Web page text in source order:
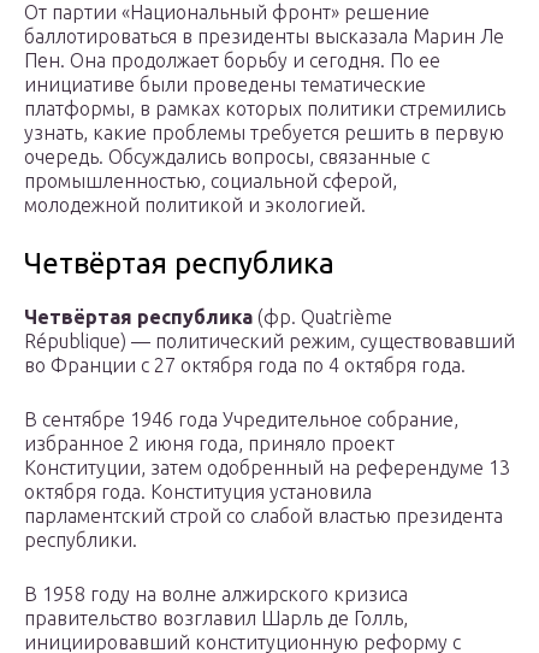
От партии «Национальный фронт» решение
баллотироваться в президенты высказала Марин Ле
Пен. Она продолжает борьбу и сегодня. По ее
инициативе были проведены тематические
платформы, в рамках которых политики стремились
узнать, какие проблемы требуется решить в первую
очередь. Обсуждались вопросы, связанные с
промышленностью, социальной сферой,
молодежной политикой и экологией.
Четвёртая республика
Четвёртая республика (фр. Quatrième
République) — политический режим, существовавший
во Франции с 27 октября года по 4 октября года.
В сентябре 1946 года Учредительное собрание,
избранное 2 июня года, приняло проект
Конституции, затем одобренный на референдуме 13
октября года. Конституция установила
парламентский строй со слабой властью президента
республики.
В 1958 году на волне алжирского кризиса
правительство возглавил Шарль де Голль,
инициировавший конституционную реформу с